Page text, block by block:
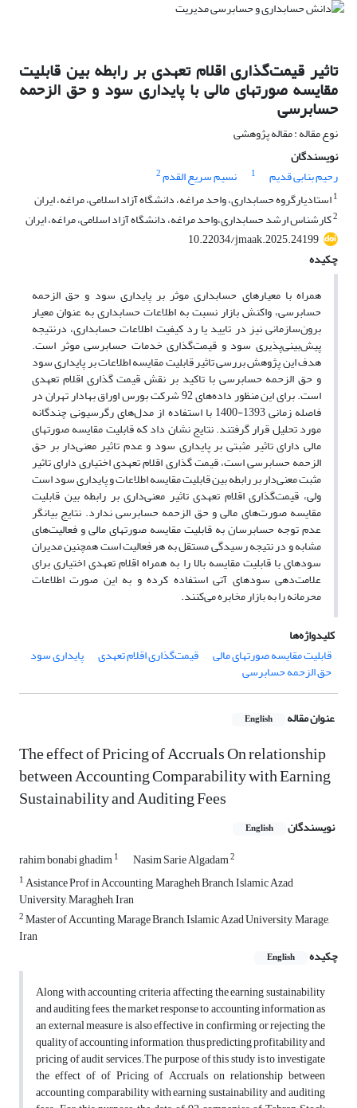
تاثیر قیمت‌گذاری اقلام تعهدی بر رابطه بین قابلیت
مقایسه صورتهای مالی با پایداری سود و حق الزحمه
حسابرسی
نوع مقاله : مقاله پژوهشی
نویسندگان
رحیم بنابی قدیم
1 نسیم سریع القدم2
1استادیارگروه حسابداری، واحد مراغه، دانشگاه آزاد اسلامی، مراغه، ایران
2کارشناس ارشد حسابداری،واحد مراغه، دانشگاه آزاد اسلامی، مراغه، ایران
10.22034/jmaak.2025.24199
چکیده
همراه با معیارهای حسابداری موثر بر پایداری سود و حق الزحمه
حسابرسی، واکنش بازار نسبت به اطلاعات حسابداری به عنوان معیار
برون‌سازمانی نیز در تایید یا رد کیفیت اطلاعات حسابداری، درنتیجه
پیش‌بینی‌پذیری سود و قیمت‌گذاری خدمات حسابرسی موثر است.
هدف این پژوهش بررسی تاثیر قابلیت مقایسه اطلاعات بر پایداری سود
و حق الزحمه حسابرسی با تاکید بر نقش قیمت گذاری اقلام تعهدی
است. برای این منظور داده‌های 92 شرکت بورس اوراق بهادار تهران در
فاصله زمانی 1393-1400 با استفاده از مدل‌های رگرسیونی چند‌گانه
مورد تحلیل قرار گرفتند. نتایج نشان داد که قابلیت مقایسه صورتهای
مالی دارای تاثیر مثبتی بر پایداری سود و عدم تاثیر معنی‌دار بر حق
الزحمه حسابرسی است، قیمت گذاری اقلام تعهدی اختیاری دارای تاثیر
مثبت معنی‌دار بر رابطه بین قابلیت مقایسه اطلاعات و پایداری سود است
ولی، قیمت‌گذاری اقلام تعهدی تاثیر معنی‌داری بر رابطه بین قابلیت
مقایسه صورت‌های مالی و حق الزحمه حسابرسی ندارد. نتایج بیانگر
عدم توجه حسابرسان به قابلیت مقایسه صورتهای مالی و فعالیت‌های
مشابه و در نتیجه رسیدگی مستقل به هر فعالیت است همچنین مدیران
سودهای با قابلیت مقایسه بالا را به همراه اقلام تعهدی اختیاری برای
علامت‌دهی سودهای آتی استفاده کرده و به این صورت اطلاعات
محرمانه را به بازار مخابره می‌کنند.
کلیدواژه‌ها
قابلیت مقایسه صورتهای مالی
قیمت‌گذاری اقلام تعهدی پایداری سود
حق الزحمه حسابرسی
عنوان مقاله English
The effect of Pricing of Accruals On relationship
between Accounting Comparability with Earning
Sustainability and Auditing Fees
نویسندگان English
rahim bonabi ghadim1 Nasim Sarie Algadam2
1Asistance Prof in Accounting, Maragheh Branch, Islamic Azad
University, Maragheh, Iran
2Master of Accunting, Marage Branch, Islamic Azad University, Marage,
Iran
چکیده
English
Along with accounting criteria affecting the earning sustainability
and auditing fees, the market response to accounting information as
an external measure is also effective in confirming or rejecting the
quality of accounting information, thus predicting profitability and
pricing of audit services.The purpose of this study is to investigate
the effect of of Pricing of Accruals on relationship between
accounting comparability with earning sustainability and auditing